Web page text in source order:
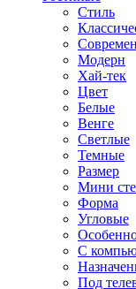
Стиль
Модерн
Хай-тек
Цвет
Белые
Венге
Светлые
Темные
Размер
Мини
Форма
Угловые
С
Под